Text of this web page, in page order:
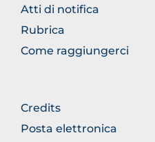
Atti di notifica
Rubrica
Come raggiungerci
FOOTER
GENERICO
Credits
Posta elettronica